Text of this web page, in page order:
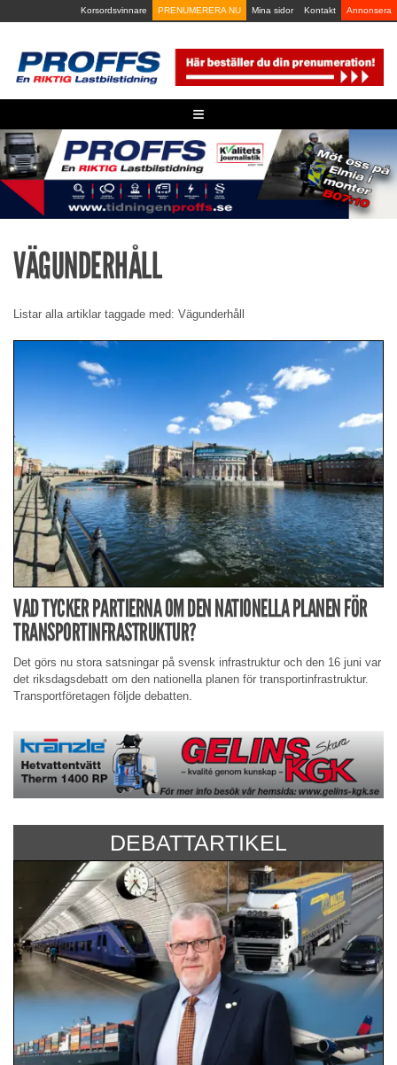
to
Korsordsvinnare PRENUMERERA NU Mina sidor Kontakt Annonsera
≡
VÄGUNDERHÅLL
Listar alla artiklar taggade med: Vägunderhåll
VAD TYCKER PARTIERNA OM DEN NATIONELLA PLANEN FÖR
TRANSPORTINFRASTRUKTUR?
Det görs nu stora satsningar på svensk infrastruktur och den 16 juni var
det riksdagsdebatt om den nationella planen för transportinfrastruktur.
Transportföretagen följde debatten.
DEBATTARTIKEL